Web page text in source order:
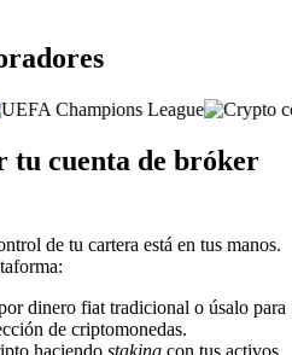
tu cuenta de bróker
de tu cartera está en tus manos.
dinero fiat tradicional o úsalo para
de criptomonedas.
haciendo staking con tus activos